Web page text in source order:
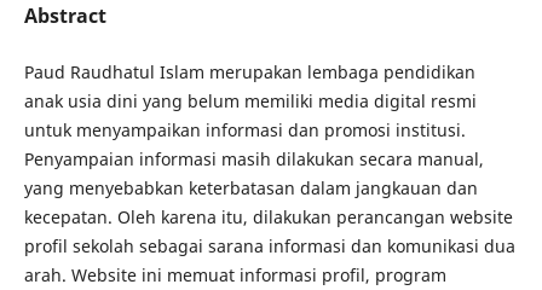
Abstract
Paud Raudhatul Islam merupakan lembaga pendidikan
anak usia dini yang belum memiliki media digital resmi
untuk menyampaikan informasi dan promosi institusi.
Penyampaian informasi masih dilakukan secara manual,
yang menyebabkan keterbatasan dalam jangkauan dan
kecepatan. Oleh karena itu, dilakukan perancangan website
profil sekolah sebagai sarana informasi dan komunikasi dua
arah. Website ini memuat informasi profil, program